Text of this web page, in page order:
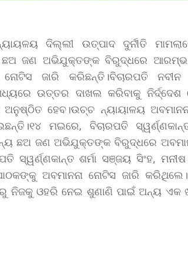
ଦିଲ୍ଲୀ ଉତ୍ପାଦ ଦୁର୍ନୀତି
ଛଅ ଜଣ ଅଭିଯୁକ୍ତଙ୍କ ବିରୁଦ୍ଧରେ ଆରମ୍ଭ
ଜାରି କରିଛନ୍ତି।ବିଚାରପତି ନବୀନ
ଉତ୍ତର ଦାଖଲ କରିବାକୁ ନିର୍ଦ୍ଦେଶ
ହେବ।ଉଚ୍ଚ ନ୍ୟାୟାଳୟ
ମଇରେ, ବିଚାରପତି
ଛଅ ଜଣ ଅଭିଯୁକ୍ତଙ୍କ ବିରୁଦ୍ଧରେ
ସ୍ୱର୍ଣ୍ଣକାନ୍ତ ଶର୍ମା ସଞ୍ଜୟ ସିଂହ,
ଅବମାନନା ନୋଟିସ ଜାରି
ନିଜକୁ ଓହରି ନେଇ ଶୁଣାଣି ପାଇଁ ଅନ୍ୟ ଏକ